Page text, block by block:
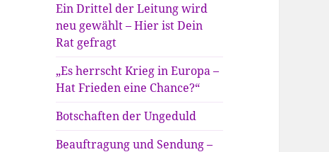
Ein Drittel der Leitung wird
neu gewählt – Hier ist Dein
Rat gefragt
„Es herrscht Krieg in Europa –
Hat Frieden eine Chance?“
Botschaften der Ungeduld
Beauftragung und Sendung –